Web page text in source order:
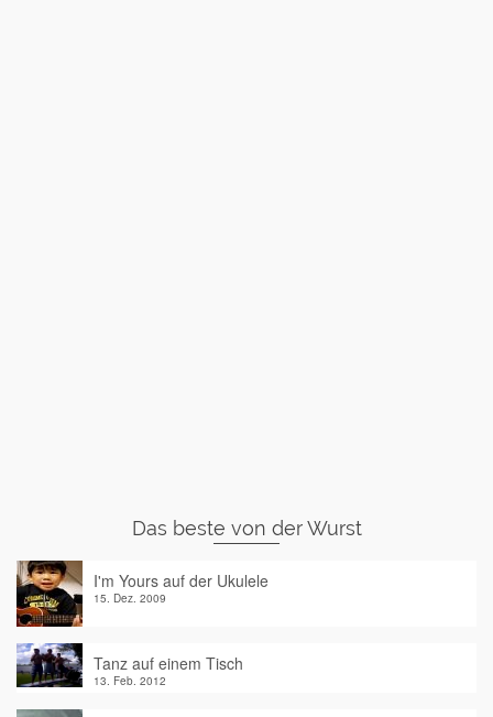
Das beste von der Wurst
I'm Yours auf der Ukulele
15. Dez. 2009
Tanz auf einem Tisch
13. Feb. 2012